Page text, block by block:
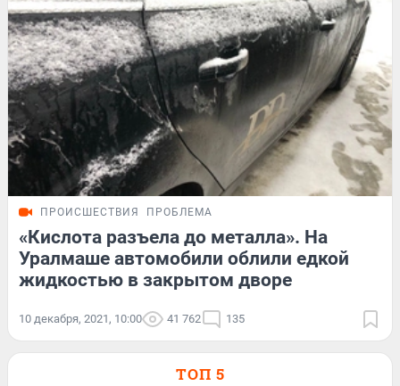
ПРОИСШЕСТВИЯ ПРОБЛЕМА
«Кислота разъела до металла». На
Уралмаше автомобили облили едкой
жидкостью в закрытом дворе
10 декабря, 2021, 10:00 41 762 135
ТОП 5